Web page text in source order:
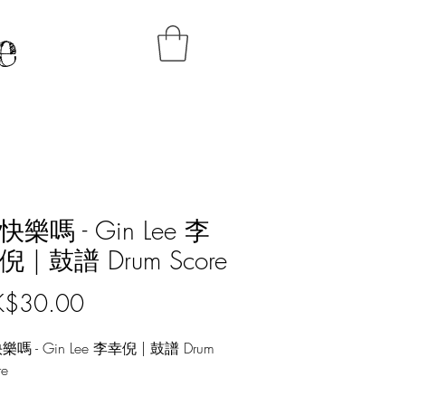
樂嗎 - Gin Lee 李
| 鼓譜 Drum Score
價
格
嗎 - Gin Lee 李幸倪 | 鼓譜 Drum